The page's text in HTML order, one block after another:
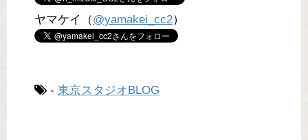
ヤマケイ（@yamakei_cc2）
- 東京スタジオBLOG